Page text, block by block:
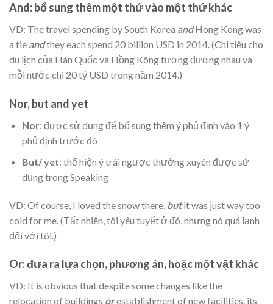
And: bổ sung thêm một thứ vào một thứ khác
VD: The travel spending by South Korea andHong Kong was
a tie andthey each spend 20 billion USD in 2014. (Chi tiêu cho
du lịch của Hàn Quốc và Hồng Kông tương đương nhau và
mỗi nước chi 20 tỷ USD trong năm 2014.)
Nor, but and yet
Nor: được sử dụng để bổ sung thêm ý phủ định vào 1 ý
phủ định trước đó
But/ yet: thể hiện ý trái ngược thường xuyên được sử
dụng trong Speaking
VD: Of course, I loved the snow there, butit was just way too
cold for me. (Tất nhiên, tôi yêu tuyết ở đó, nhưng nó quá lạnh
đối với tôi.)
Or: đưa ra lựa chọn, phương án, hoặc một vật khác
VD: It is obvious that despite some changes like the
relocation of buildings orestablishment of new facilities, its